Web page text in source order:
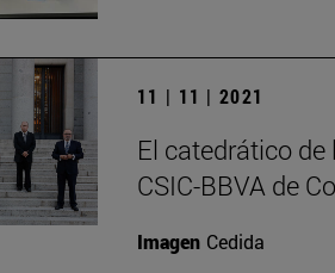
11 | 11 | 2021
El catedrático
CSIC-BBVA de
Imagen Cedida